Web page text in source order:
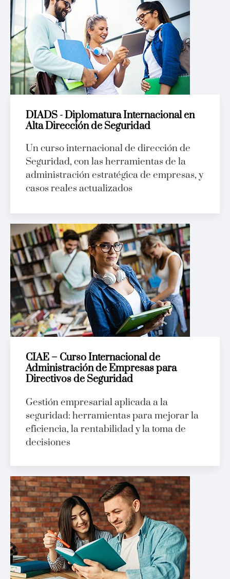
DIADS - Diplomatura Internacional en
Alta Dirección de Seguridad
Un curso internacional de dirección de
Seguridad, con las herramientas de la
administración estratégica de empresas, y
casos reales actualizados
CIAE – Curso Internacional de
Administración de Empresas para
Directivos de Seguridad
Gestión empresarial aplicada a la
seguridad: herramientas para mejorar la
eficiencia, la rentabilidad y la toma de
decisiones